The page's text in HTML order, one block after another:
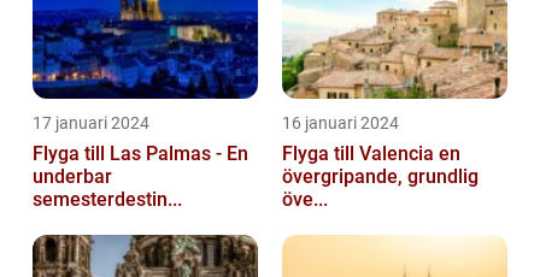
17 januari 2024
Flyga till Las Palmas - En
underbar
semesterdestin...
16 januari 2024
Flyga till Valencia en
övergripande, grundlig
öve...